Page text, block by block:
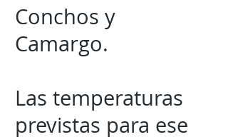
Conchos y
Camargo.
Las temperaturas
previstas para ese